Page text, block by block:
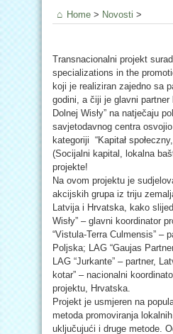
Home > Novosti >
Transnacionalni projekt
specializations in the
koji je realiziran zajedno sa
godini, a čiji je glavni partner
Dolnej Wisły” na natječaju
savjetodavnog centra
kategoriji “Kapitał
(Socijalni kapital, lokalna
projekte!
Na ovom projektu je
akcijskih grupa iz triju
Latvija i Hrvatska, kako
Wisły” – glavni koordinator
“Vistula-Terra Culmensis” –
Poljska; LAG “Gaujas
LAG “Jurkante” – partner,
kotar” – nacionalni
projektu, Hrvatska.
Projekt je usmjeren na
metoda promoviranja
uključujući i druge metode.